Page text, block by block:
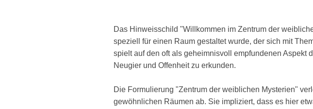
Das Hinweisschild "Willkommen im Zentrum der
speziell für einen Raum gestaltet wurde, der sich mit
spielt auf den oft als geheimnisvoll empfundenen Aspekt
Neugier und Offenheit zu erkunden.
Die Formulierung "Zentrum der weiblichen Mysterien"
gewöhnlichen Räumen ab. Sie impliziert, dass es hier